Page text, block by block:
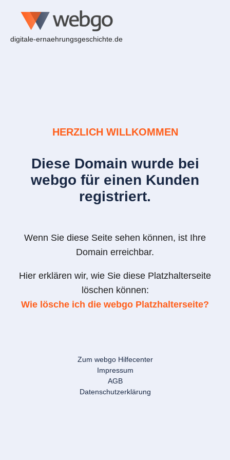
digitale-ernaehrungsgeschichte.de
HERZLICH WILLKOMMEN
Diese Domain wurde bei
webgo für einen Kunden
registriert.
Wenn Sie diese Seite sehen können, ist Ihre
Domain erreichbar.
Hier erklären wir, wie Sie diese Platzhalterseite
löschen können:
Wie lösche ich die webgo Platzhalterseite?
Zum webgo Hilfecenter
Impressum
AGB
Datenschutzerklärung